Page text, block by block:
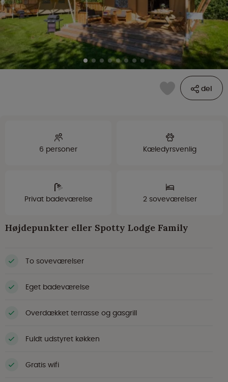
del
6 personer Kæledyrsvenlig
Privat badeværelse 2 soveværelser
Højdepunkter eller Spotty Lodge Family
To soveværelser
Eget badeværelse
Overdækket terrasse og gasgrill
Fuldt udstyret køkken
Gratis wifi